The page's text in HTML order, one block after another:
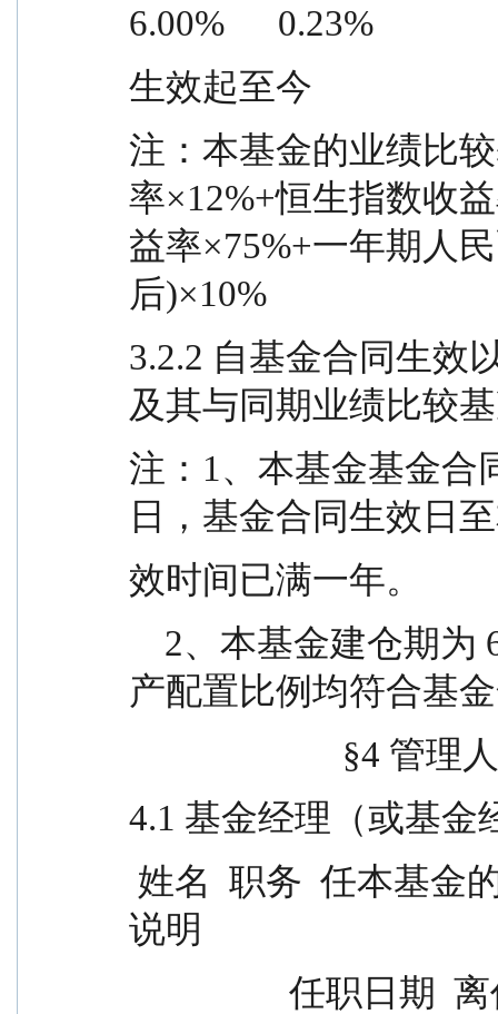
6.00%      0.23%
生效起至今
注：本基金的业绩比
率×12%+恒生指数收
益率×75%+一年期人
后)×10%
3.2.2 自基金合同生效
及其与同期业绩比较
注：1、本基金基金合
日，基金合同生效日
效时间已满一年。
产配置比例均符合基
4.1 基金经理（或基金
说明
任